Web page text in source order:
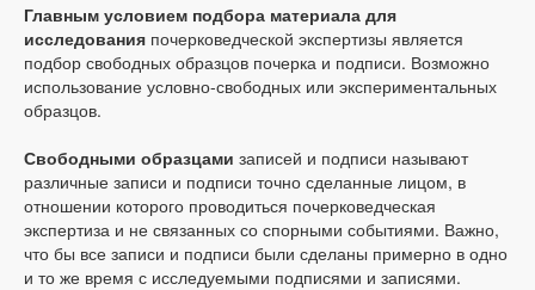
Главным условием подбора материала для
исследования почерковедческой экспертизы является
подбор свободных образцов почерка и подписи. Возможно
использование условно-свободных или экспериментальных
образцов.
Свободными образцами записей и подписи называют
различные записи и подписи точно сделанные лицом, в
отношении которого проводиться почерковедческая
экспертиза и не связанных со спорными событиями. Важно,
что бы все записи и подписи были сделаны примерно в одно
и то же время с исследуемыми подписями и записями.